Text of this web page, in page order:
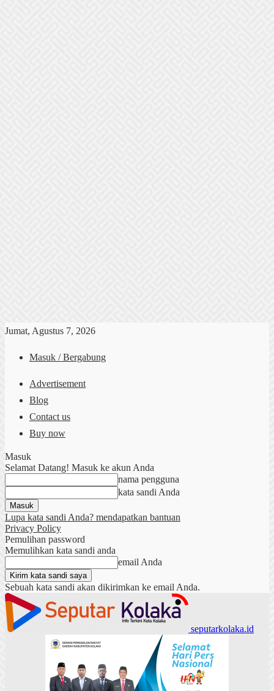
Jumat, Agustus 7, 2026
Masuk / Bergabung
Advertisement
Blog
Contact us
Buy now
Masuk
Selamat Datang! Masuk ke akun Anda
nama pengguna
kata sandi Anda
Lupa kata sandi Anda? mendapatkan bantuan
Privacy Policy
Pemulihan password
Memulihkan kata sandi anda
email Anda
Sebuah kata sandi akan dikirimkan ke email Anda.
seputarkolaka.id